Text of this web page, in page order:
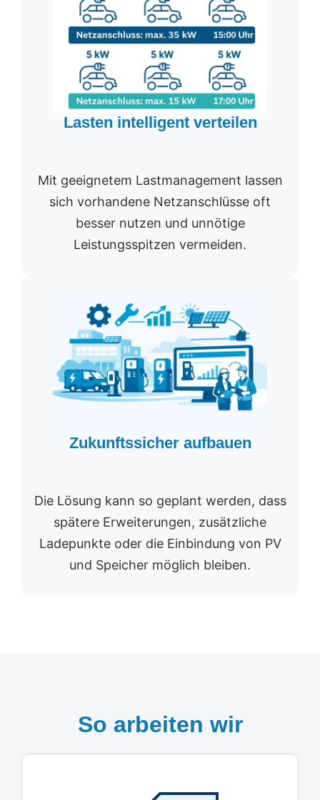
Lasten intelligent verteilen
Mit geeignetem Lastmanagement lassen
sich vorhandene Netzanschlüsse oft
besser nutzen und unnötige
Leistungsspitzen vermeiden.
Zukunftssicher aufbauen
Die Lösung kann so geplant werden, dass
spätere Erweiterungen, zusätzliche
Ladepunkte oder die Einbindung von PV
und Speicher möglich bleiben.
So arbeiten wir